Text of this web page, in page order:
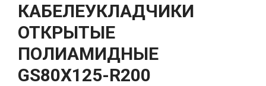
КАБЕЛЕУКЛАДЧИКИ
ОТКРЫТЫЕ
ПОЛИАМИДНЫЕ
GS80Х125-R200